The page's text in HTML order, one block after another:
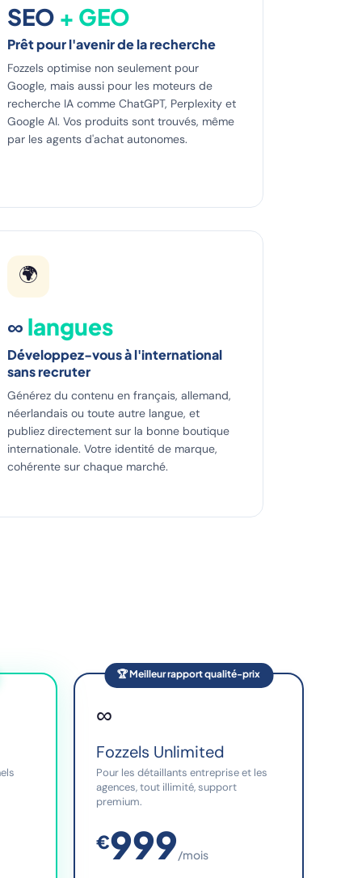
SEO + GEO
Prêt pour l'avenir de la recherche
Fozzels optimise non seulement pour
Google, mais aussi pour les moteurs de
recherche IA comme ChatGPT, Perplexity et
Google AI. Vos produits sont trouvés, même
par les agents d'achat autonomes.
🌍
∞ langues
Développez-vous à l'international
sans recruter
Générez du contenu en français, allemand,
néerlandais ou toute autre langue, et
publiez directement sur la bonne boutique
internationale. Votre identité de marque,
cohérente sur chaque marché.
🏆 Meilleur rapport qualité-prix
∞
Fozzels Unlimited
Pour les détaillants entreprise et les
agences, tout illimité, support
premium.
€999/mois